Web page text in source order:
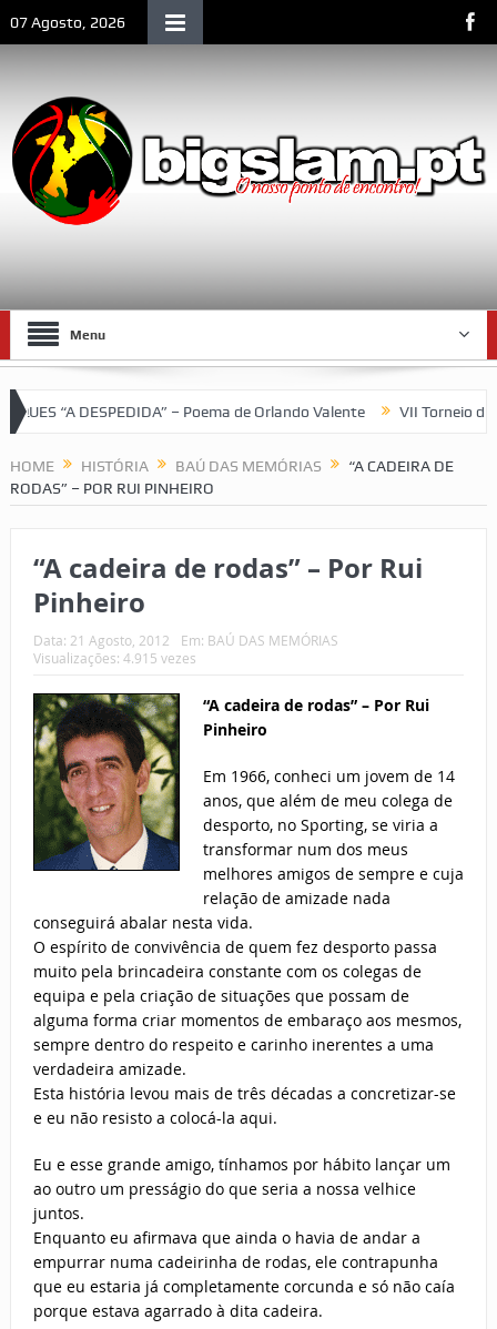
07 Agosto, 2026
Menu
“A DESPEDIDA” – Poema de Orlando Valente VII Torneio das
HOME HISTÓRIA BAÚ DAS MEMÓRIAS
“A CADEIRA DE
RODAS” – POR RUI PINHEIRO
“A cadeira de rodas” – Por Rui
Pinheiro
Data: 21 Agosto, 2012 Em: BAÚ DAS MEMÓRIAS
Visualizações: 4.915 vezes
“A cadeira de rodas” – Por Rui
Pinheiro
Em 1966, conheci um jovem de 14
anos, que além de meu colega de
desporto, no Sporting, se viria a
transformar num dos meus
melhores amigos de sempre e cuja
relação de amizade nada
conseguirá abalar nesta vida.
O espírito de convivência de quem fez desporto passa
muito pela brincadeira constante com os colegas de
equipa e pela criação de situações que possam de
alguma forma criar momentos de embaraço aos mesmos,
sempre dentro do respeito e carinho inerentes a uma
verdadeira amizade.
Esta história levou mais de três décadas a concretizar-se
e eu não resisto a colocá-la aqui.
Eu e esse grande amigo, tínhamos por hábito lançar um
ao outro um presságio do que seria a nossa velhice
juntos.
Enquanto eu afirmava que ainda o havia de andar a
empurrar numa cadeirinha de rodas, ele contrapunha
que eu estaria já completamente corcunda e só não caía
porque estava agarrado à dita cadeira.